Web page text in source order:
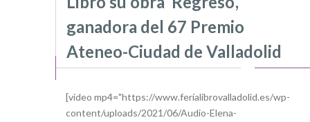
ganadora del 67 Premio
Ateneo-Ciudad de Valladolid
[video mp4="https://www.ferialibrovalladolid.es/wp-
content/uploads/2021/06/Audio-Elena-